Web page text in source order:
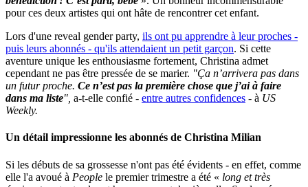
pour ces deux artistes qui ont hâte de rencontrer cet enfant.
Lors d'une reveal gender party, ils ont pu apprendre à leur proches -
puis leurs abonnés - qu'ils attendaient un petit garçon. Si cette
aventure unique les enthousiasme fortement, Christina admet
cependant ne pas être pressée de se marier. "Ça n’arrivera pas dans
un futur proche. Ce n’est pas la première chose que j’ai à faire
dans ma liste", a-t-elle confié - entre autres confidences - à US
Weekly.
Un détail impressionne les abonnés de Christina Milian
Si les débuts de sa grossesse n'ont pas été évidents - en effet, comme
elle l'a avoué à People le premier trimestre a été « long et très